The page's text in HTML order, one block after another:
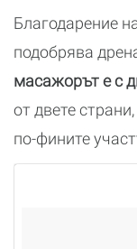
Благодарение
подобрява
масажорът е с
от двете
по-фините